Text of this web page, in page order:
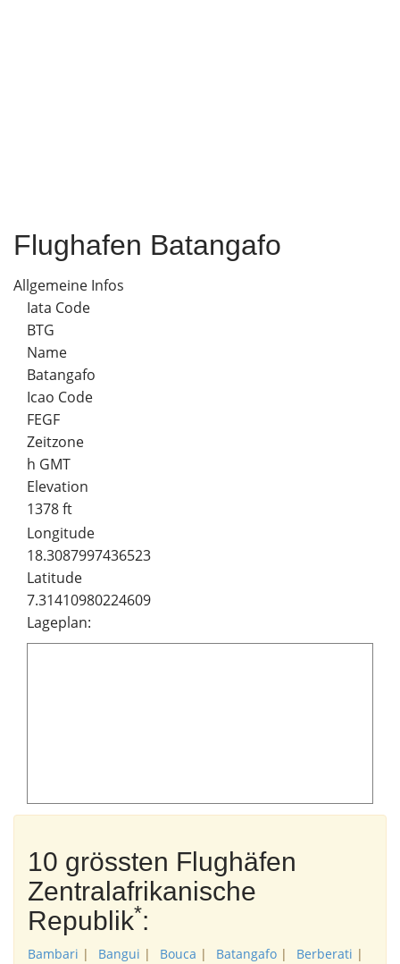
Flughafen Batangafo
Allgemeine Infos
Iata Code
BTG
Name
Batangafo
Icao Code
FEGF
Zeitzone
h GMT
Elevation
1378 ft
Longitude
18.3087997436523
Latitude
7.31410980224609
Lageplan:
10 grössten Flughäfen
Zentralafrikanische
Republik*:
Bambari | Bangui | Bouca | Batangafo | Berberati |